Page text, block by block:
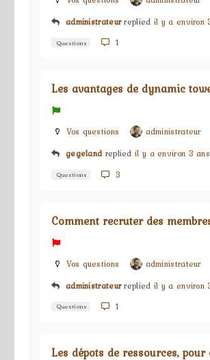
administrateur replied il y a environ
Questions 1
Les avantages de dynamic
Vos questions
administrateur
gegeland repliedil y a environ 3 ans
Questions 3
Vos questions
administrateur
administrateur replied il y a environ
Questions 1